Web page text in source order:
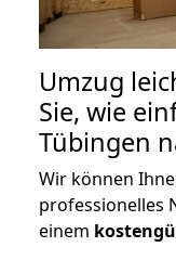
Umzug
Sie, wie
Tübingen
Wir können
professionelles
einem